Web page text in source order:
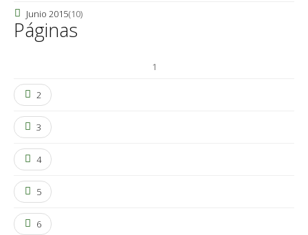
Junio 2015(10)
Páginas
1
2
3
4
5
6